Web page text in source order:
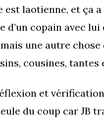
est laotienne, et ça
d’un copain avec
une autre
cousines, tantes
et
du coup car JB